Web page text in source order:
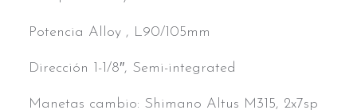
Potencia Alloy , L90/105mm
Dirección 1-1/8″, Semi-integrated
Manetas cambio: Shimano Altus M315, 2x7sp